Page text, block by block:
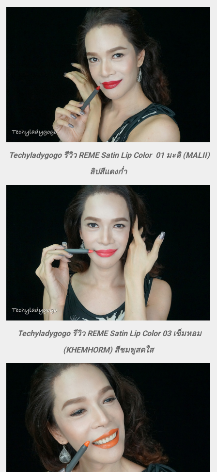
Techyladygogo รีวิว REME Satin Lip Color 01 มะลิ (MALII)
ลิปสีแดงก่ำ
Techyladygogo รีวิว REME Satin Lip Color 03 เข็มหอม
(KHEMHORM) สีชมพูสดใส